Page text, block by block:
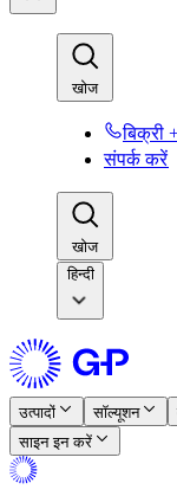
खोज​​
बिक्री
संपर्क करें​​
खोज​​
हिन्दी
उत्पादों​​ सॉल्यूशन​​
साइन इन करें​​